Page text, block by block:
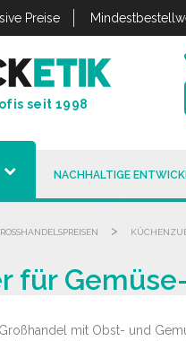
Preise
seit 1998
NACHHALTIGE
>
für
Großhandel mit Obst- und